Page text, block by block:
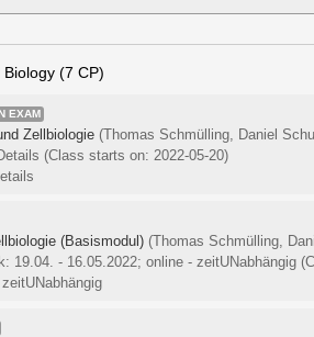
(7 CP)
EXAM
Zellbiologie (Thomas Schmülling, Daniel
(Class starts on: 2022-05-20)
(Basismodul) (Thomas Schmülling,
19.04. - 16.05.2022; online - zeitUNabhängig